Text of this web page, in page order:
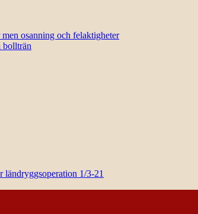
osanning och felaktigheter
bollträn
1/3-21